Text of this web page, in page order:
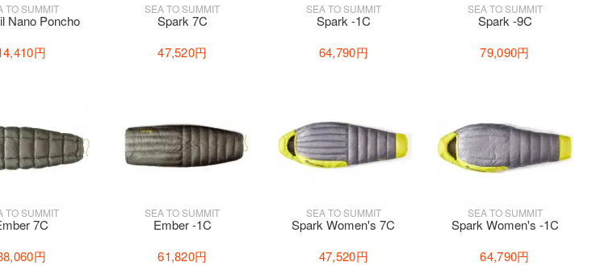
TO SUMMIT
Nano Poncho
円
SEA TO SUMMIT
Spark 7C
47,520円
SEA TO SUMMIT
Spark -1C
64,790円
SEA TO SUMMIT
Spark -9C
79,090円
TO SUMMIT
7C
円
SEA TO SUMMIT
Ember -1C
61,820円
SEA TO SUMMIT
Spark Women's 7C
47,520円
SEA TO SUMMIT
Spark Women's -1C
64,790円